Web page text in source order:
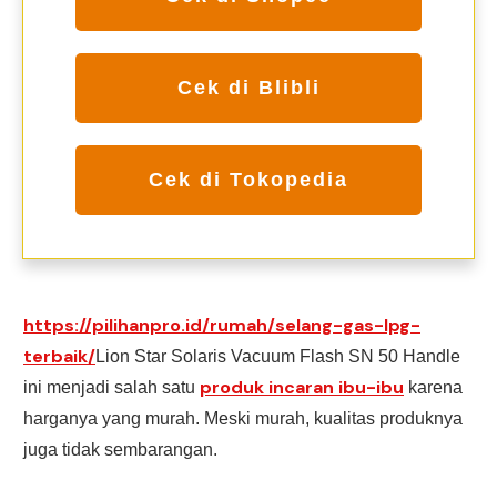
Cek di Blibli
Cek di Tokopedia
https://pilihanpro.id/rumah/selang-gas-lpg-
terbaik/Lion Star Solaris Vacuum Flash SN 50 Handle
ini menjadi salah satu produk incaran ibu-ibu karena
harganya yang murah. Meski murah, kualitas produknya
juga tidak sembarangan.